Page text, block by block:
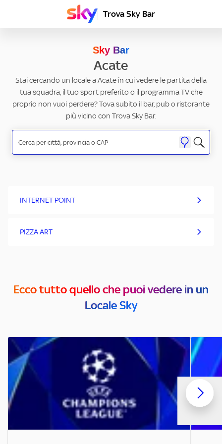
Trova Sky Bar
Sky Bar
Acate
Stai cercando un locale a Acate in cui vedere le partita della
tua squadra, il tuo sport preferito o il programma TV che
proprio non vuoi perdere? Tova subito il bar, pub o ristorante
più vicino con Trova Sky Bar.
INTERNET POINT
PIZZA ART
Ecco tutto quello che puoi vedere in un
Locale Sky